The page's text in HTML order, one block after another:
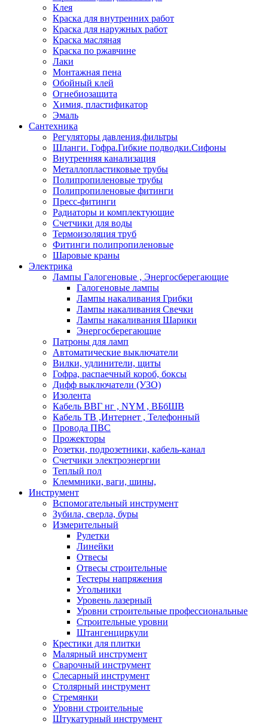
Клея
Краска для внутренних работ
Краска для наружных работ
Краска масляная
Краска по ржавчине
Лаки
Монтажная пена
Обойный клей
Огнебиозащита
Химия, пластификатор
Эмаль
Сантехника
Регуляторы давления,фильтры
Шланги. Гофра.Гибкие подводки.Сифоны
Внутренняя канализация
Металлопластиковые трубы
Полипропиленовые трубы
Полипропиленовые фитинги
Пресс-фитинги
Радиаторы и комплектующие
Счетчики для воды
Термоизоляция труб
Фитинги полипропиленовые
Шаровые краны
Электрика
Лампы Галогеновые , Энергосберегающие
Галогеновые лампы
Лампы накаливания Грибки
Лампы накаливания Свечки
Лампы накаливания Шарики
Энергосберегающие
Патроны для ламп
Автоматические выключатели
Вилки, удлинители, щиты
Гофра, распаечный короб, боксы
Дифф выключатели (УЗО)
Изолента
Кабель ВВГ нг , NYM , ВБбШВ
Кабель ТВ ,Интернет , Телефонный
Провода ПВС
Прожекторы
Розетки, подрозетники, кабель-канал
Счетчики электроэнергии
Теплый пол
Клеммники, ваги, шины,
Инструмент
Вспомогательный инструмент
Зубила, сверла, буры
Измерительный
Рулетки
Линейки
Отвесы
Отвесы строительные
Тестеры напряжения
Угольники
Уровень лазерный
Уровни строительные профессиональные
Строительные уровни
Штангенциркули
Крестики для плитки
Малярный инструмент
Сварочный инструмент
Слесарный инструмент
Столярный инструмент
Стремянки
Уровни строительные
Штукатурный инструмент